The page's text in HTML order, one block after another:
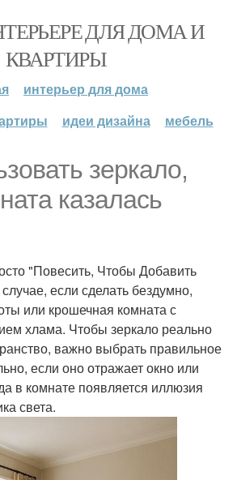
ДЛЯ ДОМА И
КВАРТИРЫ
интерьер для дома
идеи дизайна мебель
зеркало,
казалась
"Повесить, Чтобы Добавить
если сделать бездумно,
или крошечная комната с
хлама. Чтобы зеркало реально
важно выбрать правильное
если оно отражает окно или
в комнате появляется иллюзия
света.